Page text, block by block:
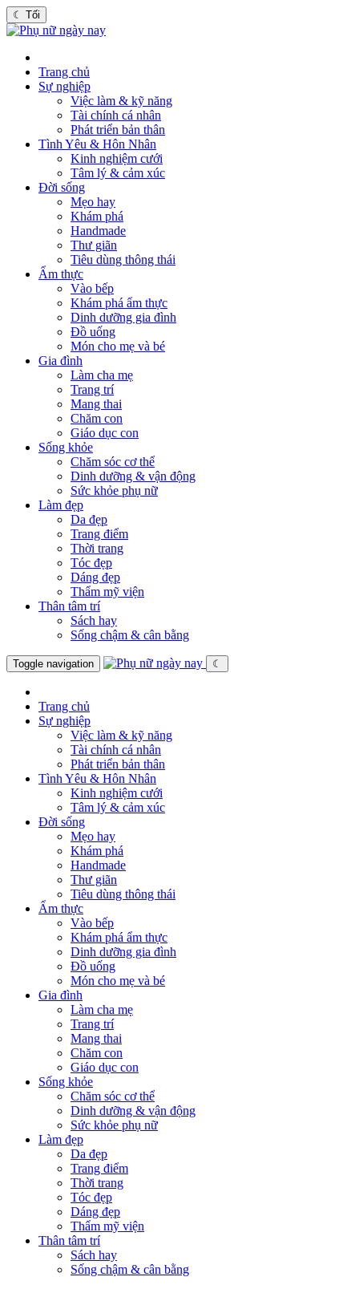
☾ Tối
Trang chủ
Sự nghiệp
Việc làm & kỹ năng
Tài chính cá nhân
Phát triển bản thân
Tình Yêu & Hôn Nhân
Kinh nghiệm cưới
Tâm lý & cảm xúc
Đời sống
Mẹo hay
Khám phá
Handmade
Thư giãn
Tiêu dùng thông thái
Ẩm thực
Vào bếp
Khám phá ẩm thực
Dinh dưỡng gia đình
Đồ uống
Món cho mẹ và bé
Gia đình
Làm cha mẹ
Trang trí
Mang thai
Chăm con
Giáo dục con
Sống khỏe
Chăm sóc cơ thể
Dinh dưỡng & vận động
Sức khỏe phụ nữ
Làm đẹp
Da đẹp
Trang điểm
Thời trang
Tóc đẹp
Dáng đẹp
Thẩm mỹ viện
Thân tâm trí
Sách hay
Sống chậm & cân bằng
Toggle navigation ☾
Trang chủ
Sự nghiệp
Việc làm & kỹ năng
Tài chính cá nhân
Phát triển bản thân
Tình Yêu & Hôn Nhân
Kinh nghiệm cưới
Tâm lý & cảm xúc
Đời sống
Mẹo hay
Khám phá
Handmade
Thư giãn
Tiêu dùng thông thái
Ẩm thực
Vào bếp
Khám phá ẩm thực
Dinh dưỡng gia đình
Đồ uống
Món cho mẹ và bé
Gia đình
Làm cha mẹ
Trang trí
Mang thai
Chăm con
Giáo dục con
Sống khỏe
Chăm sóc cơ thể
Dinh dưỡng & vận động
Sức khỏe phụ nữ
Làm đẹp
Da đẹp
Trang điểm
Thời trang
Tóc đẹp
Dáng đẹp
Thẩm mỹ viện
Thân tâm trí
Sách hay
Sống chậm & cân bằng